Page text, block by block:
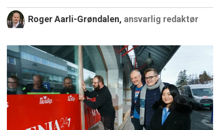
Roger Aarli-Grøndalen, ansvarlig redaktør